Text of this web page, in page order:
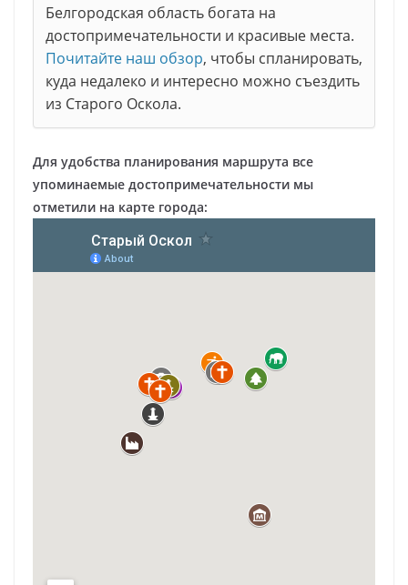
Белгородская область богата на
достопримечательности и красивые места.
Почитайте наш обзор, чтобы спланировать,
куда недалеко и интересно можно съездить
из Старого Оскола.
Для удобства планирования маршрута все
упоминаемые достопримечательности мы
отметили на карте города: